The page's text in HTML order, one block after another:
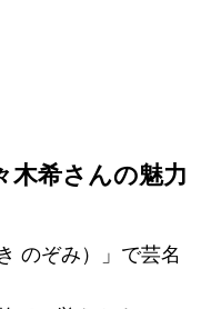
木希さんの魅力
のぞみ）」で芸名